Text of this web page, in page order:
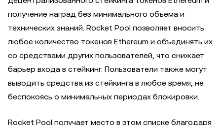
получение наград без минимального объема и
технических знаний. Rocket Pool позволяет вносить
любое количество токенов Ethereum и объединять их
со средствами других пользователей, что снижает
барьер входа в стейкинг. Пользователи также могут
выводить средства из стейкинга в любое время, не
беспокоясь о минимальных периодах блокировки.
Rocket Pool получает место в этом списке благодаря